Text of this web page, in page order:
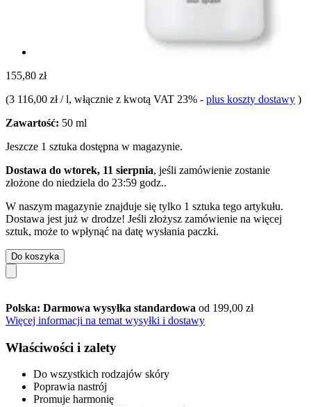
155,80 zł
(3 116,00 zł / l, włącznie z kwotą VAT 23% - plus koszty dostawy )
Zawartość: 50 ml
Jeszcze 1 sztuka dostępna w magazynie.
Dostawa do wtorek, 11 sierpnia, jeśli zamówienie zostanie
złożone do niedziela do 23:59 godz..
W naszym magazynie znajduje się tylko 1 sztuka tego artykułu.
Dostawa jest już w drodze! Jeśli złożysz zamówienie na więcej
sztuk, może to wpłynąć na datę wysłania paczki.
Do koszyka
Polska: Darmowa wysyłka standardowa od 199,00 zł
Więcej informacji na temat wysyłki i dostawy
Właściwości i zalety
Do wszystkich rodzajów skóry
Poprawia nastrój
Promuje harmonię